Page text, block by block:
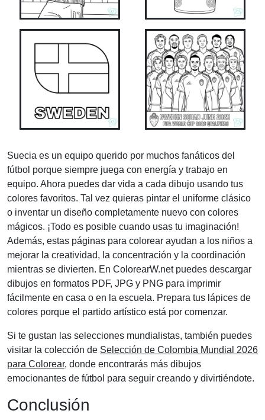
Suecia es un equipo querido por muchos fanáticos del
fútbol porque siempre juega con energía y trabajo en
equipo. Ahora puedes dar vida a cada dibujo usando tus
colores favoritos. Tal vez quieras pintar el uniforme clásico
o inventar un diseño completamente nuevo con colores
mágicos. ¡Todo es posible cuando usas tu imaginación!
Además, estas páginas para colorear ayudan a los niños a
mejorar la creatividad, la concentración y la coordinación
mientras se divierten. En ColorearW.net puedes descargar
dibujos en formatos PDF, JPG y PNG para imprimir
fácilmente en casa o en la escuela. Prepara tus lápices de
colores porque el partido artístico está por comenzar.
Si te gustan las selecciones mundialistas, también puedes
visitar la colección de Selección de Colombia Mundial 2026
para Colorear, donde encontrarás más dibujos
emocionantes de fútbol para seguir creando y divirtiéndote.
Conclusión